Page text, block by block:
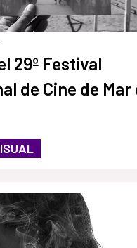
29º Festival
de Cine de Mar